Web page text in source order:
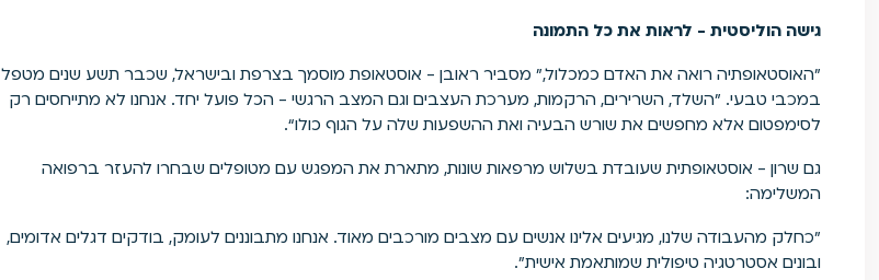
גישה הוליסטית - לראות את כל התמונה
"האוסטאופתיה רואה את האדם כמכלול," מסביר ראובן - אוסטאופת מוסמך בצרפת ובישראל, שכבר תשע שנים מטפל
במכבי טבעי. "השלד, השרירים, הרקמות, מערכת העצבים וגם המצב הרגשי - הכל פועל יחד. אנחנו לא מתייחסים רק
לסימפטום אלא מחפשים את שורש הבעיה ואת ההשפעות שלה על הגוף כולו“.
גם שרון - אוסטאופתית שעובדת בשלוש מרפאות שונות, מתארת את המפגש עם מטופלים שבחרו להעזר ברפואה
המשלימה:
"כחלק מהעבודה שלנו, מגיעים אלינו אנשים עם מצבים מורכבים מאוד. אנחנו מתבוננים לעומק, בודקים דגלים אדומים,
ובונים אסטרטגיה טיפולית שמותאמת אישית".